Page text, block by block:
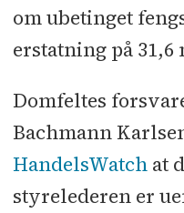
om ubetinget
erstatning på
Domfeltes
Bachmann
HandelsWatchat
styrelederen er